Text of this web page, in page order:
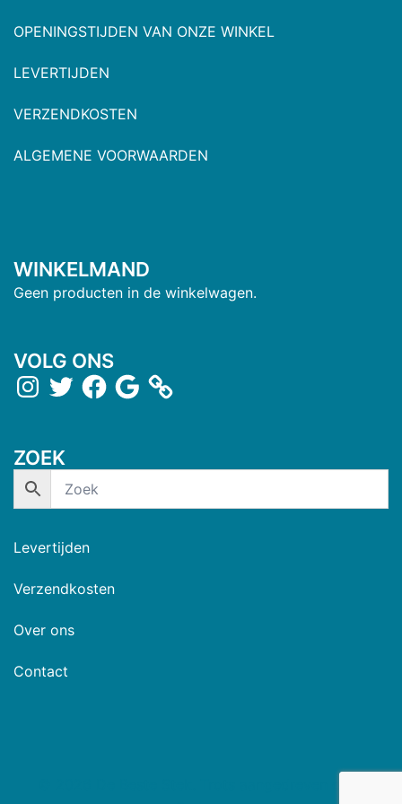
OPENINGSTIJDEN VAN ONZE WINKEL
LEVERTIJDEN
VERZENDKOSTEN
ALGEMENE VOORWAARDEN
WINKELMAND
Geen producten in de winkelwagen.
VOLG ONS
ZOEK
Levertijden
Verzendkosten
Over ons
Contact